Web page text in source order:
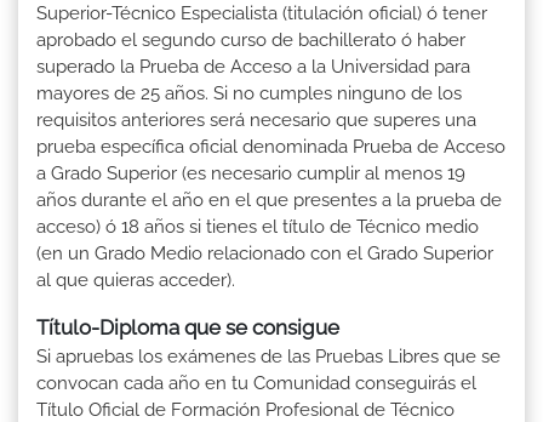
Superior-Técnico Especialista (titulación oficial) ó tener
aprobado el segundo curso de bachillerato ó haber
superado la Prueba de Acceso a la Universidad para
mayores de 25 años. Si no cumples ninguno de los
requisitos anteriores será necesario que superes una
prueba específica oficial denominada Prueba de Acceso
a Grado Superior (es necesario cumplir al menos 19
años durante el año en el que presentes a la prueba de
acceso) ó 18 años si tienes el título de Técnico medio
(en un Grado Medio relacionado con el Grado Superior
al que quieras acceder).
Título-Diploma que se consigue
Si apruebas los exámenes de las Pruebas Libres que se
convocan cada año en tu Comunidad conseguirás el
Título Oficial de Formación Profesional de Técnico